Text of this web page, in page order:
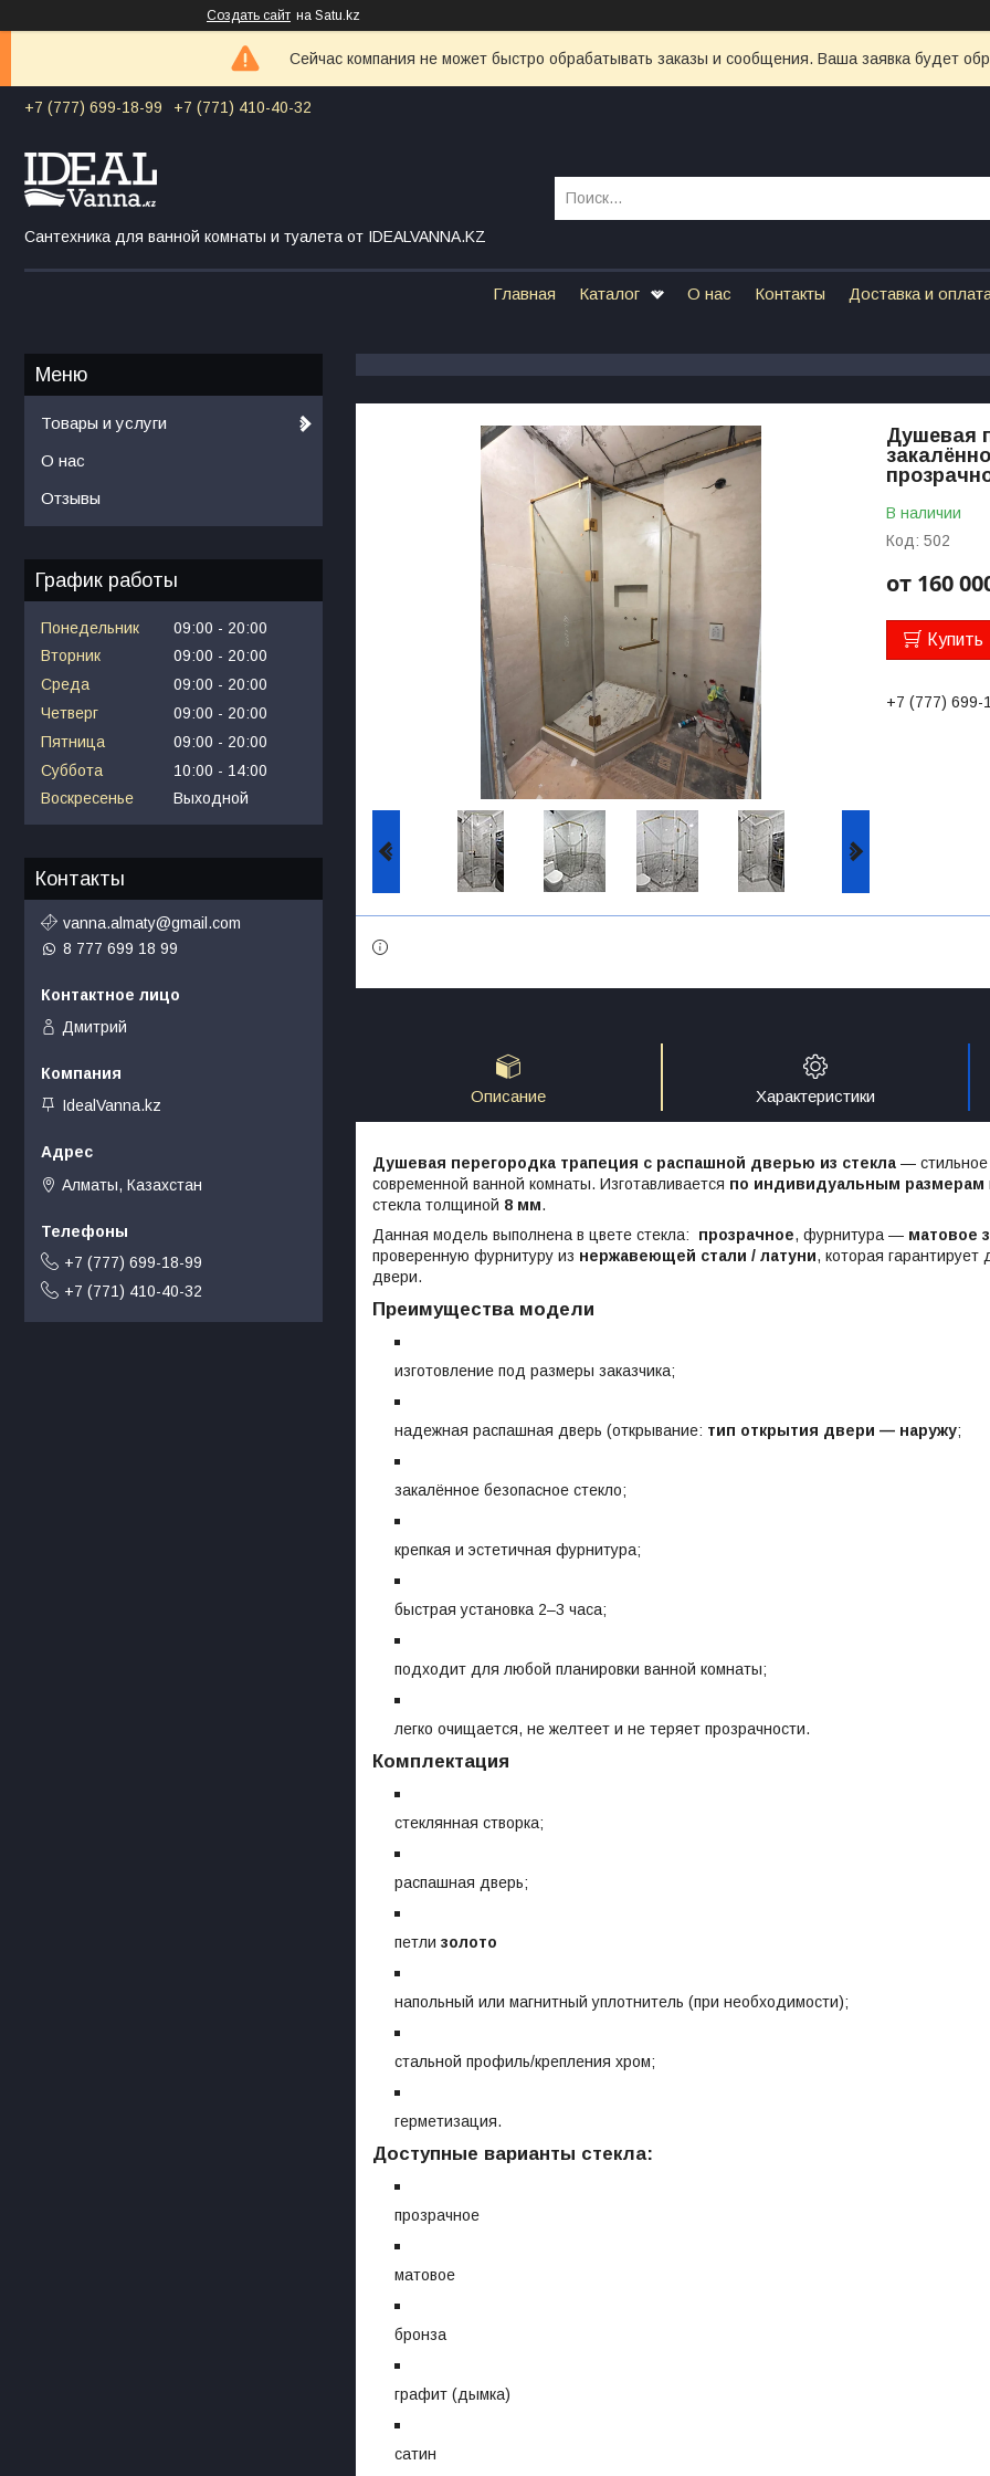
Создать сайт на Satu.kz
Сейчас компания не может быстро обрабатывать заказы и сообщения. Ваша заявка будет
+7 (777) 699-18-99 +7 (771) 410-40-32
Сантехника для ванной комнаты и туалета от IDEALVANNA.KZ
Главная Каталог О нас Контакты Доставка и
Душевая
В наличии
Код: 502
от 160
Купить
+7 (777) 699-
Описание Характеристики
Душевая перегородка трапеция с распашной дверью из стекла —
современной ванной комнаты. Изготавливается по индивидуальным размерам
стекла толщиной 8 мм.
Данная модель выполнена в цвете стекла:
прозрачное, фурнитура — матовое
проверенную фурнитуру из нержавеющей стали / латуни, которая гарантирует
двери.
Преимущества модели
изготовление под размеры заказчика;
надежная распашная дверь (открывание: тип открытия двери — наружу;
закалённое безопасное стекло;
крепкая и эстетичная фурнитура;
быстрая установка 2–3 часа;
подходит для любой планировки ванной комнаты;
легко очищается, не желтеет и не теряет прозрачности.
Комплектация
стеклянная створка;
распашная дверь;
петли золото
напольный или магнитный уплотнитель (при необходимости);
стальной профиль/крепления хром;
герметизация.
Доступные варианты стекла:
прозрачное
матовое
бронза
графит (дымка)
сатин
Товары и услуги
О нас
Отзывы
График работы
Понедельник 09:00
20:00
Вторник
09:00
20:00
Среда
09:00
20:00
Четверг
09:00
20:00
Пятница
09:00
20:00
Суббота
10:00
14:00
Воскресенье
Выходной
Контакты
vanna.almaty@gmail.com
8 777 699 18 99
Дмитрий
IdealVanna.kz
Алматы, Казахстан
+7 (777) 699-18-99
+7 (771) 410-40-32